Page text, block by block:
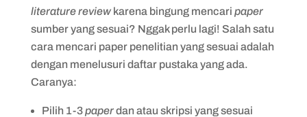
literature reviewkarena bingung mencari paper
sumber yang sesuai? Nggak perlu lagi! Salah satu
cara mencari paper penelitian yang sesuai adalah
dengan menelusuri daftar pustaka yang ada.
Caranya:
Pilih 1-3paperdan atau skripsi yang sesuai